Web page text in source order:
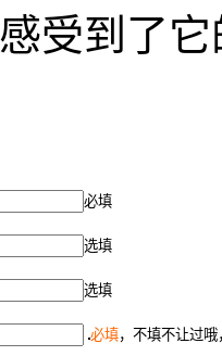
受到了
必填
选填
选填
必填，不填不让过